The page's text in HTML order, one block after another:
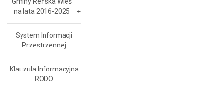
na lata 2016-2025
System Informacji
Przestrzennej
Klauzula Informacyjna
RODO